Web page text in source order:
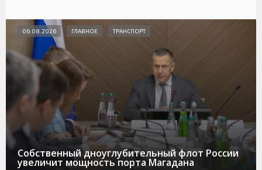
Собственный дноуглубительный флот России
увеличит мощность порта Магадана
06.08.2026 ГЛАВНОЕ ТРАНСПОРТ